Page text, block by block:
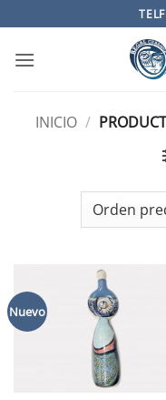
al
contenido
INICIO /
Nuevo